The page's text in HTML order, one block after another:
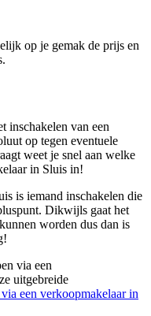
op je gemak de prijs en
inschakelen van een
op tegen eventuele
weet je snel aan welke
in Sluis in!
is iemand inschakelen die
Dikwijls gaat het
worden dus dan is
via een
uitgebreide
een verkoopmakelaar in